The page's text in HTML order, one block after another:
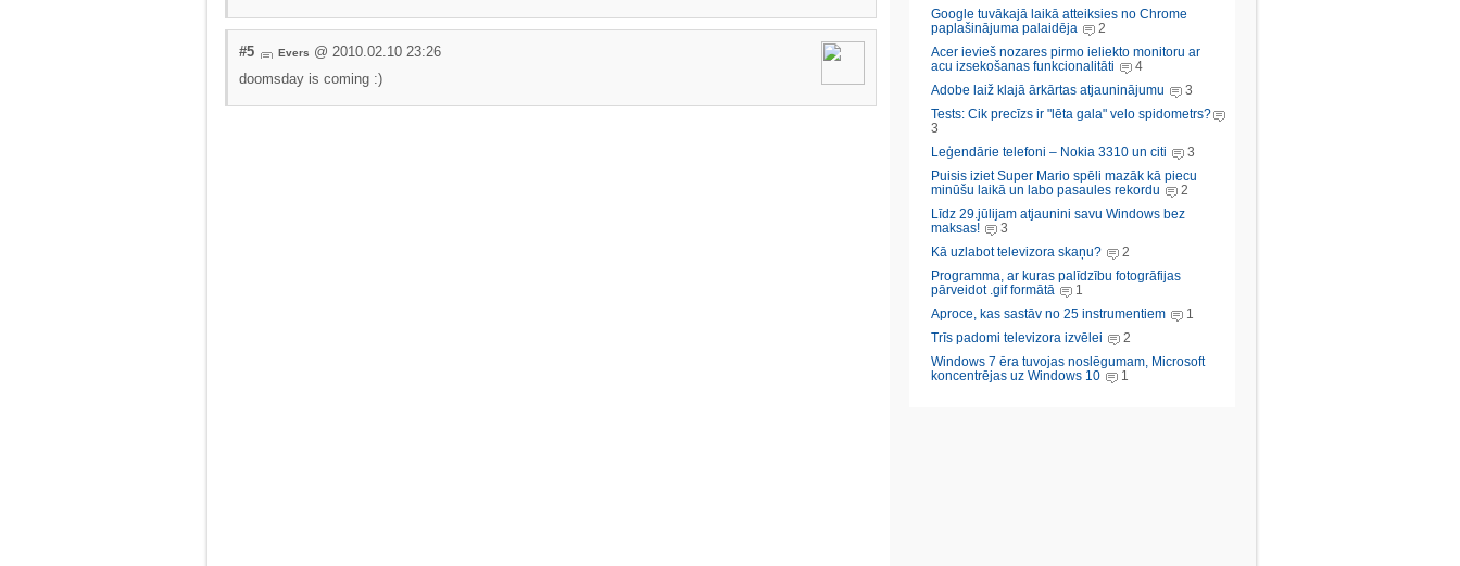
Google tuvākajā laikā atteiksies no Chrome
paplašinājuma palaidēja
2
Acer ievieš nozares pirmo ieliekto monitoru ar
acu izsekošanas funkcionalitāti
4
Adobe laiž klajā ārkārtas atjauninājumu
3
Tests: Cik precīzs ir "lēta gala" velo spidometrs?
3
Leģendārie telefoni – Nokia 3310 un citi
3
Puisis iziet Super Mario spēli mazāk kā piecu
minūšu laikā un labo pasaules rekordu
2
Līdz 29.jūlijam atjaunini savu Windows bez
maksas!
3
Kā uzlabot televizora skaņu?
2
Programma, ar kuras palīdzību fotogrāfijas
pārveidot .gif formātā
1
Aproce, kas sastāv no 25 instrumentiem
1
Trīs padomi televizora izvēlei
2
Windows 7 ēra tuvojas noslēgumam, Microsoft
koncentrējas uz Windows 10
1
#5 Evers @ 2010.02.10 23:26
doomsday is coming :)